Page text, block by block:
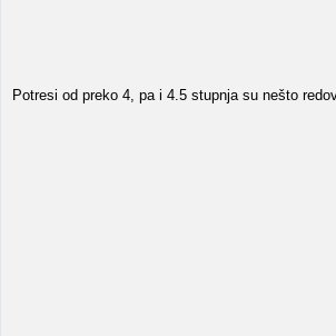
Potresi od preko 4, pa i 4.5 stupnja su nešto